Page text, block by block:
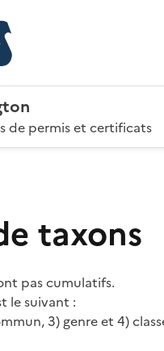
de permis et certificats
taxons
pas cumulatifs.
le suivant :
3) genre et 4)